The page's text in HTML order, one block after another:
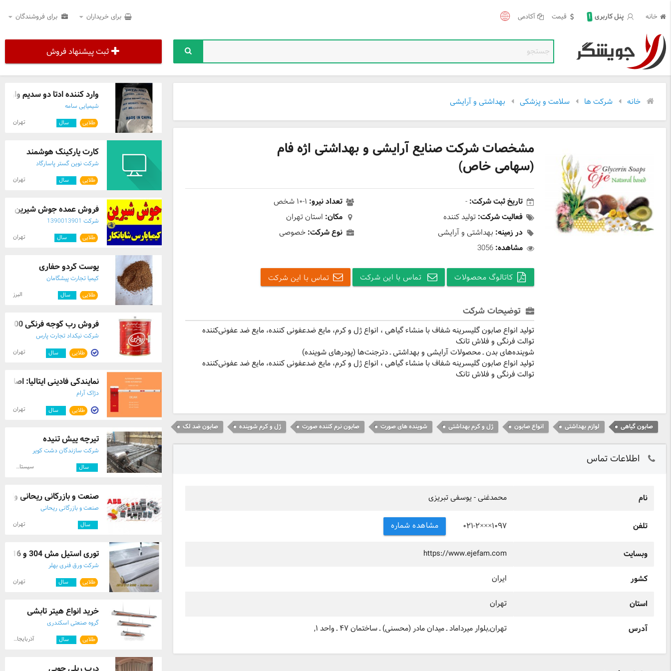
خانه پنل کاربری ! قیمت آکادمی برای خریداران برای فروشندگان
ثبت پیشنهاد فروش
خانه شرکت ها سلامت و پزشکی بهداشتی و آرایشی
مشخصات شرکت صنایع آرایشی و بهداشتی اژه فام
(سهامی خاص)
تاریخ ثبت شرکت:- تعداد نیرو: ۱-۱۰ شخص
فعالیت شرکت:تولید کننده مکان: استان تهران
در زمینه: بهداشتی و آرایشی نوع شرکت:خصوصی
مشاهده:3056
کاتالوگ محصولات تماس با این شرکت تماس با این شرکت
توضیحات شرکت
تولید انواع صابون گلیسرینه شفاف با منشاء گیاهی ، انواع ژل و کرم، مایع ضدعفونی کننده، مایع ضد عفونی‌کننده
توالت فرنگی و فلاش تانک
شوینده‌های بدن ـ محصولات آرایشی و بهداشتی ـ دترجنت‌ها (پودرهای شوینده)
تولید انواع صابون گلیسرینه شفاف با منشاء گیاهی ، انواع ژل و کرم، مایع ضدعفونی کننده، مایع ضد عفونی‌کننده
توالت فرنگی و فلاش تانک
صابون گیاهی لوازم بهداشتی انواع صابون ژل و کرم بهداشتی شوینده های صورت صابون نرم کننده صورت ژل و کرم شوینده صابون ضد لک
اطلاعات تماس
نام محمدغنی - یوسفی تبریزی
تلفن ۰۲۱-۲×××۱۰۹۷ مشاهده شماره
وبسایت https://www.ejefam.com
کشور ایران
استان تهران
آدرس تهران,بلوار میرداماد ـ میدان مادر (محسنی) ـ ساختمان ۴۷ ـ واحد ۱,
وارد کننده ادتا دو سدیم وارد
شیمیایی سامه
طلایی سال تهران
کارت پارکینگ هوشمند
شرکت نوین گستر پاسارگاد
طلایی سال تهران
فروش عمده جوش شیرین
شرکت 1390013901
طلایی سال تهران
پوست گردو حفاری
کیمیا تجارت پیشگامان
طلایی سال البرز
فروش رب گوجه فرنگی 800 گرمی
شرکت نیکداد تجارت پارس
طلایی سال تهران
نمایندگی فادینی ایتالیا:
دژاک آرام
طلایی سال تهران
تیرچه پیش تنیده
شرکت سازندگان دشت کویر
سال سیستان و بلوچستان
صنعت و بازرگانی ریحانی
صنعت و بازرگانی ریحانی
سال تهران
توری استیل مش 304 و 316
شرکت ورق فنری بهلر
طلایی سال تهران
خرید انواع هیتر تابشی
گروه صنعتی اسکندری
طلایی سال آذربایجان غربی